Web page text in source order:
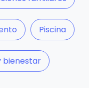
Piscina
bienestar